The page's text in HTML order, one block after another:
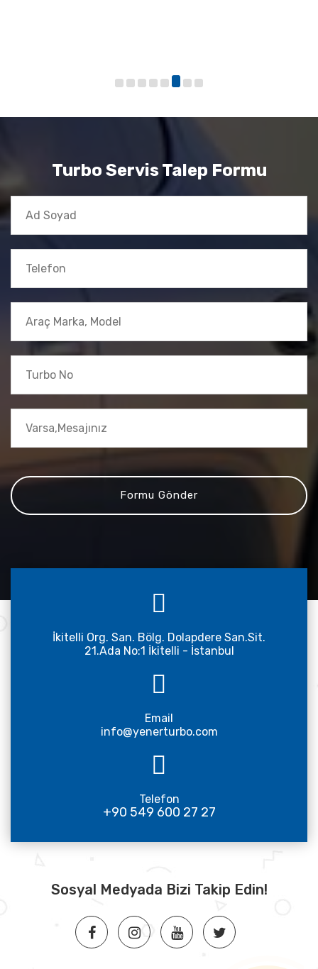
Turbo Servis Talep Formu
İkitelli Org. San. Bölg. Dolapdere San.Sit.
21.Ada No:1 İkitelli - İstanbul
Email
info@yenerturbo.com
Telefon
+90 549 600 27 27
Sosyal Medyada Bizi Takip Edin!